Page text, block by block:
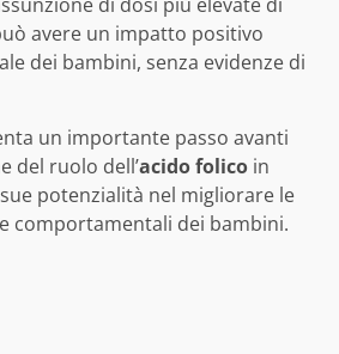
avere un impatto positivo
dei bambini, senza evidenze di
un importante passo avanti
del ruolo dell’acido folico in
potenzialità nel migliorare le
comportamentali dei bambini.